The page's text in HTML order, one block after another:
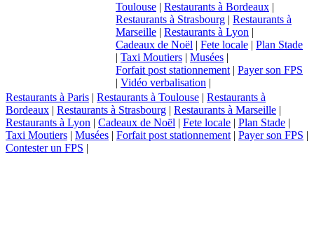
Toulouse | Restaurants à Bordeaux |
Restaurants à Strasbourg | Restaurants à
Marseille | Restaurants à Lyon |
Cadeaux de Noël | Fete locale | Plan Stade
| Taxi Moutiers | Musées |
Forfait post stationnement | Payer son FPS
| Vidéo verbalisation |
Restaurants à Paris | Restaurants à Toulouse | Restaurants à
Bordeaux | Restaurants à Strasbourg | Restaurants à Marseille |
Restaurants à Lyon | Cadeaux de Noël | Fete locale | Plan Stade |
Taxi Moutiers | Musées | Forfait post stationnement | Payer son FPS |
Contester un FPS |